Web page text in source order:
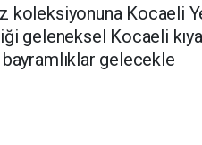
koleksiyonuna Kocaeli
geleneksel Kocaeli
gelecekle